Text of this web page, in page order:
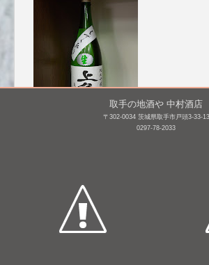
霧筑波
取手の地酒や 中村酒店
〒302-0034 茨城県取手市戸頭3-33-13
0297-78-2033